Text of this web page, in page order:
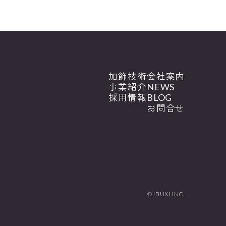
加飾技術
事業紹介
採用情報
会社案内
NEWS
BLOG
お問合せ
© IBUKI INC.